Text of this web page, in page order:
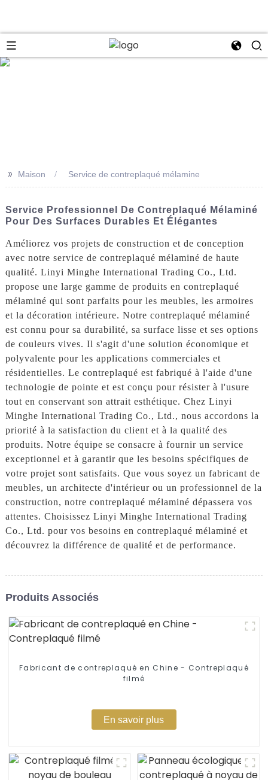
>> Maison Service de contreplaqué mélamine
Service Professionnel De Contreplaqué Mélaminé
Pour Des Surfaces Durables Et Élégantes
Améliorez vos projets de construction et de conception
avec notre service de contreplaqué mélaminé de haute
qualité. Linyi Minghe International Trading Co., Ltd.
propose une large gamme de produits en contreplaqué
mélaminé qui sont parfaits pour les meubles, les armoires
et la décoration intérieure. Notre contreplaqué mélaminé
est connu pour sa durabilité, sa surface lisse et ses options
de couleurs vives. Il s'agit d'une solution économique et
polyvalente pour les applications commerciales et
résidentielles. Le contreplaqué est fabriqué à l'aide d'une
technologie de pointe et est conçu pour résister à l'usure
tout en conservant son attrait esthétique. Chez Linyi
Minghe International Trading Co., Ltd., nous accordons la
priorité à la satisfaction du client et à la qualité des
produits. Notre équipe se consacre à fournir un service
exceptionnel et à garantir que les besoins spécifiques de
votre projet sont satisfaits. Que vous soyez un fabricant de
meubles, un architecte d'intérieur ou un professionnel de la
construction, notre contreplaqué mélaminé dépassera vos
attentes. Choisissez Linyi Minghe International Trading
Co., Ltd. pour vos besoins en contreplaqué mélaminé et
découvrez la différence de qualité et de performance.
Produits Associés
Fabricant de contreplaqué en Chine - Contreplaqué
filmé
En savoir plus